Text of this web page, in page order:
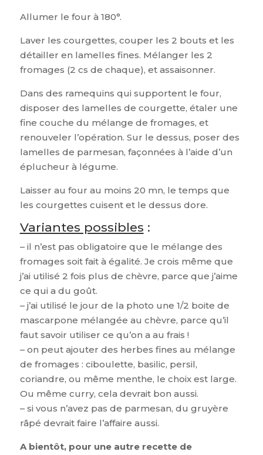
Allumer le four à 180°.
Laver les courgettes, couper les 2 bouts et les
détailler en lamelles fines. Mélanger les 2
fromages (2 cs de chaque), et assaisonner.
Dans des ramequins qui supportent le four,
disposer des lamelles de courgette, étaler une
fine couche du mélange de fromages, et
renouveler l’opération. Sur le dessus, poser des
lamelles de parmesan, façonnées à l’aide d’un
éplucheur à légume.
Laisser au four au moins 20 mn, le temps que
les courgettes cuisent et le dessus dore.
Variantes possibles :
– il n’est pas obligatoire que le mélange des
fromages soit fait à égalité. Je crois même que
j’ai utilisé 2 fois plus de chèvre, parce que j’aime
ce qui a du goût.
– j’ai utilisé le jour de la photo une 1/2 boite de
mascarpone mélangée au chèvre, parce qu’il
faut savoir utiliser ce qu’on a au frais !
– on peut ajouter des herbes fines au mélange
de fromages : ciboulette, basilic, persil,
coriandre, ou même menthe, le choix est large.
Ou même curry, cela devrait bon aussi.
– si vous n’avez pas de parmesan, du gruyère
râpé devrait faire l’affaire aussi.
A bientôt, pour une autre recette de